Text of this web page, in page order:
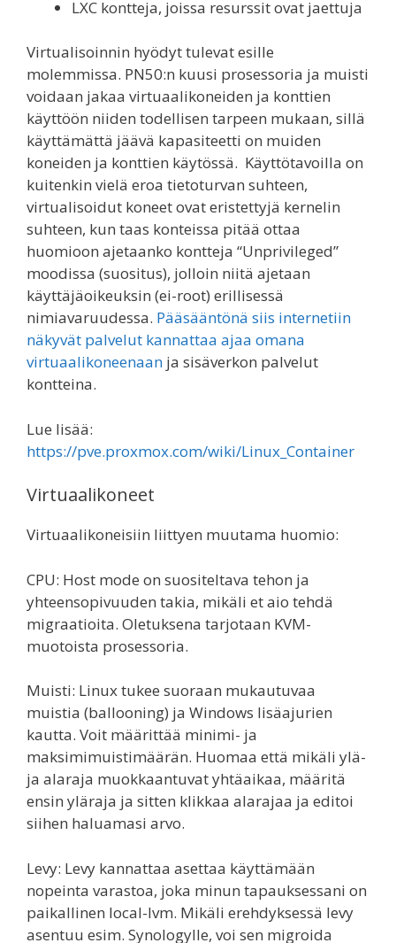
LXC kontteja, joissa resurssit ovat jaettuja
Virtualisoinnin hyödyt tulevat esille
molemmissa. PN50:n kuusi prosessoria ja muisti
voidaan jakaa virtuaalikoneiden ja konttien
käyttöön niiden todellisen tarpeen mukaan, sillä
käyttämättä jäävä kapasiteetti on muiden
koneiden ja konttien käytössä. Käyttötavoilla on
kuitenkin vielä eroa tietoturvan suhteen,
virtualisoidut koneet ovat eristettyjä kernelin
suhteen, kun taas konteissa pitää ottaa
huomioon ajetaanko kontteja “Unprivileged”
moodissa (suositus), jolloin niitä ajetaan
käyttäjäoikeuksin (ei-root) erillisessä
nimiavaruudessa. Pääsääntönä siis internetiin
näkyvät palvelut kannattaa ajaa omana
virtuaalikoneenaan ja sisäverkon palvelut
kontteina.
Lue lisää:
https://pve.proxmox.com/wiki/Linux_Container
Virtuaalikoneet
Virtuaalikoneisiin liittyen muutama huomio:
CPU: Host mode on suositeltava tehon ja
yhteensopivuuden takia, mikäli et aio tehdä
migraatioita. Oletuksena tarjotaan KVM-
muotoista prosessoria.
Muisti: Linux tukee suoraan mukautuvaa
muistia (ballooning) ja Windows lisäajurien
kautta. Voit määrittää minimi- ja
maksimimuistimäärän. Huomaa että mikäli ylä-
ja alaraja muokkaantuvat yhtäaikaa, määritä
ensin yläraja ja sitten klikkaa alarajaa ja editoi
siihen haluamasi arvo.
Levy: Levy kannattaa asettaa käyttämään
nopeinta varastoa, joka minun tapauksessani on
paikallinen local-lvm. Mikäli erehdyksessä levy
asentuu esim. Synologylle, voi sen migroida